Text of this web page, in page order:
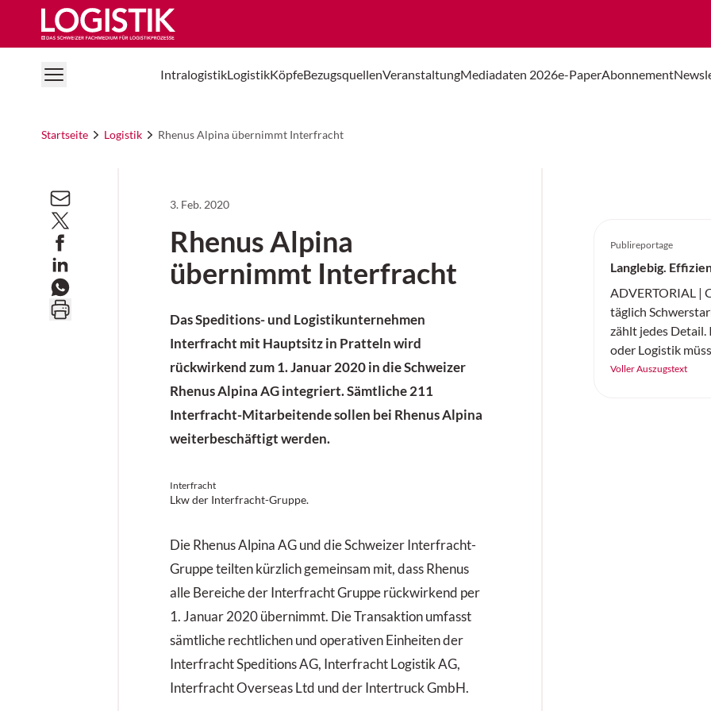
Logistik Online
IntralogistikLogistikKöpfeBezugsquellenVeranstaltungMediadaten 2026e-PaperAbonnement
Startseite Logistik Rhenus Alpina übernimmt Interfracht
3. Feb. 2020
Rhenus Alpina
übernimmt Interfracht
Das Speditions- und Logistikunternehmen
Interfracht mit Hauptsitz in Pratteln wird
rückwirkend zum 1. Januar 2020 in die Schweizer
Rhenus Alpina AG integriert. Sämtliche 211
Interfracht-Mitarbeitende sollen bei Rhenus Alpina
weiterbeschäftigt werden.
Interfracht
Lkw der Interfracht-Gruppe.
Die Rhenus Alpina AG und die Schweizer Interfracht-
Gruppe teilten kürzlich gemeinsam mit, dass Rhenus
alle Bereiche der Interfracht Gruppe rückwirkend per
1. Januar 2020 übernimmt. Die Transaktion umfasst
sämtliche rechtlichen und operativen Einheiten der
Interfracht Speditions AG, Interfracht Logistik AG,
Interfracht Overseas Ltd und der Intertruck GmbH.
Publireportage
Langlebig.
ADVERTORIAL |
täglich
zählt jedes Detail.
oder Logistik
zuverlässig,
Voller Auszugstext